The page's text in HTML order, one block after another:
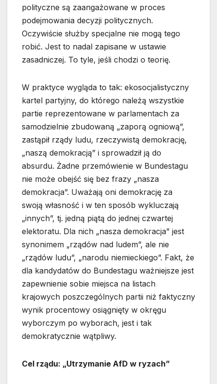
polityczne są zaangażowane w proces
podejmowania decyzji politycznych.
Oczywiście służby specjalne nie mogą tego
robić. Jest to nadal zapisane w ustawie
zasadniczej. To tyle, jeśli chodzi o teorię.
W praktyce wygląda to tak: ekosocjalistyczny
kartel partyjny, do którego należą wszystkie
partie reprezentowane w parlamentach za
samodzielnie zbudowaną „zaporą ogniową”,
zastąpił rządy ludu, rzeczywistą demokrację,
„naszą demokracją” i sprowadził ją do
absurdu. Żadne przemówienie w Bundestagu
nie może obejść się bez frazy „nasza
demokracja”. Uważają oni demokrację za
swoją własność i w ten sposób wykluczają
„innych”, tj. jedną piątą do jednej czwartej
elektoratu. Dla nich „nasza demokracja” jest
synonimem „rządów nad ludem”, ale nie
„rządów ludu”, „narodu niemieckiego”. Fakt, że
dla kandydatów do Bundestagu ważniejsze jest
zapewnienie sobie miejsca na listach
krajowych poszczególnych partii niż faktyczny
wynik procentowy osiągnięty w okręgu
wyborczym po wyborach, jest i tak
demokratycznie wątpliwy.
Cel rządu: „Utrzymanie AfD w ryzach”